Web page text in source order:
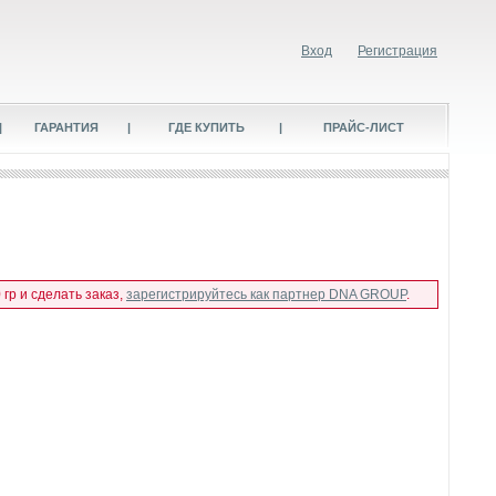
Вход Регистрация
| ГАРАНТИЯ | ГДЕ КУПИТЬ | ПРАЙС-ЛИСТ
и сделать заказ, зарегистрируйтесь как партнер DNA GROUP.